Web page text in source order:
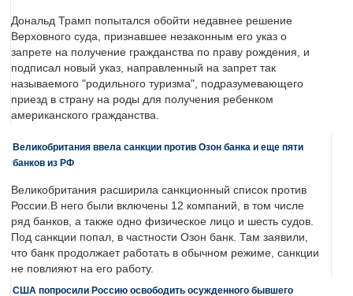
Дональд Трамп попытался обойти недавнее решение
Верховного суда, признавшее незаконным его указ о
запрете на получение гражданства по праву рождения, и
подписал новый указ, направленный на запрет так
называемого "родильного туризма", подразумевающего
приезд в страну на роды для получения ребенком
американского гражданства.
Великобритания ввела санкции против Озон банка и еще пяти
банков из РФ
Великобритания расширила санкционный список против
России.В него были включены 12 компаний, в том числе
ряд банков, а также одно физическое лицо и шесть судов.
Под санкции попал, в частности Озон банк. Там заявили,
что банк продолжает работать в обычном режиме, санкции
не повлияют на его работу.
США попросили Россию освободить осужденного бывшего